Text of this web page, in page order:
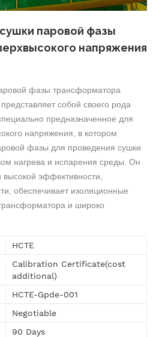
паровой фазы
напряжения
фазы трансформатора
собой своего рода
предназначенное для
напряжения, в котором
фазы для проведения сушки
нагрева и испарения среды. Он
высокой эффективности,
обеспечивает изоляционные
и широко
HCTE
Calibration Certificate(cost
additional)
HCTE-Gpde-001
Negotiable
90 Days